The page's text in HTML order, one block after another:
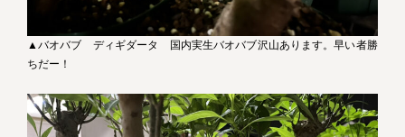
▲バオバブ ディギダータ 国内実生バオバブ沢山あります。早い者勝
ちだー！